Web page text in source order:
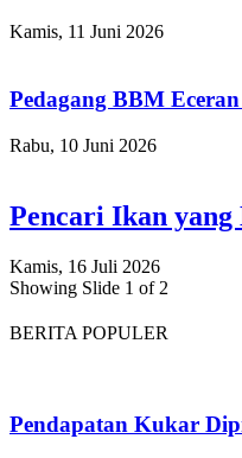
Kamis, 11 Juni 2026
Pedagang BBM
Rabu, 10 Juni 2026
Pencari Ikan
Kamis, 16 Juli 2026
Showing Slide 1 of 2
BERITA POPULER
Pendapatan Kukar